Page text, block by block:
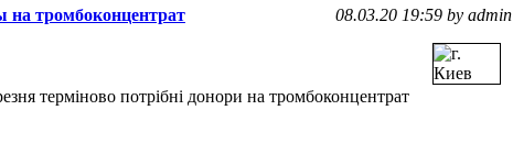
тромбоконцентрат 08.03.20 19:59 by admin
терміново потрібні донори на тромбоконцентрат